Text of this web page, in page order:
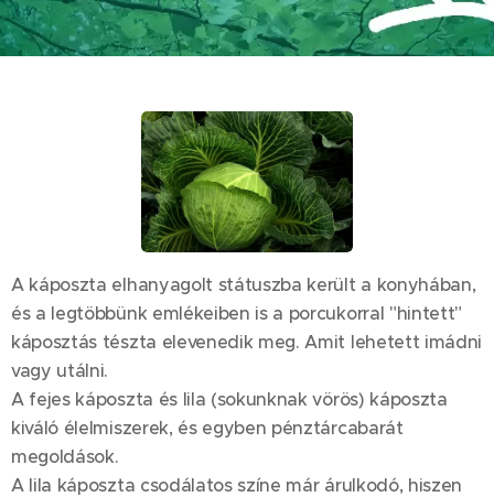
A káposzta elhanyagolt státuszba került a konyhában,
és a legtöbbünk emlékeiben is a porcukorral "hintett"
káposztás tészta elevenedik meg. Amit lehetett imádni
vagy utálni.
A fejes káposzta és lila (sokunknak vörös) káposzta
kiváló élelmiszerek, és egyben pénztárcabarát
megoldások.
A lila káposzta csodálatos színe már árulkodó, hiszen